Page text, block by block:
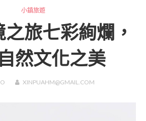
小鎮旅遊
旅七彩絢爛，
然文化之美
XINPUAHM@GMAIL.COM